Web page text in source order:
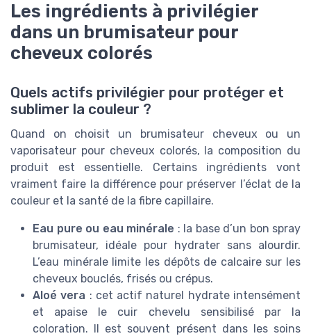
Les ingrédients à privilégier
dans un brumisateur pour
cheveux colorés
Quels actifs privilégier pour protéger et
sublimer la couleur ?
Quand on choisit un brumisateur cheveux ou un
vaporisateur pour cheveux colorés, la composition du
produit est essentielle. Certains ingrédients vont
vraiment faire la différence pour préserver l’éclat de la
couleur et la santé de la fibre capillaire.
Eau pure ou eau minérale : la base d’un bon spray
brumisateur, idéale pour hydrater sans alourdir.
L’eau minérale limite les dépôts de calcaire sur les
cheveux bouclés, frisés ou crépus.
Aloé vera : cet actif naturel hydrate intensément
et apaise le cuir chevelu sensibilisé par la
coloration. Il est souvent présent dans les soins